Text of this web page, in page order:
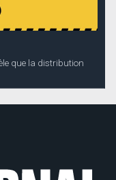
que la distribution